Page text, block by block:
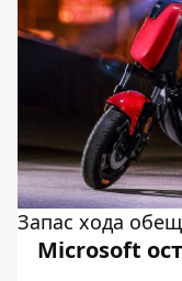
Запас хода
Microsoft